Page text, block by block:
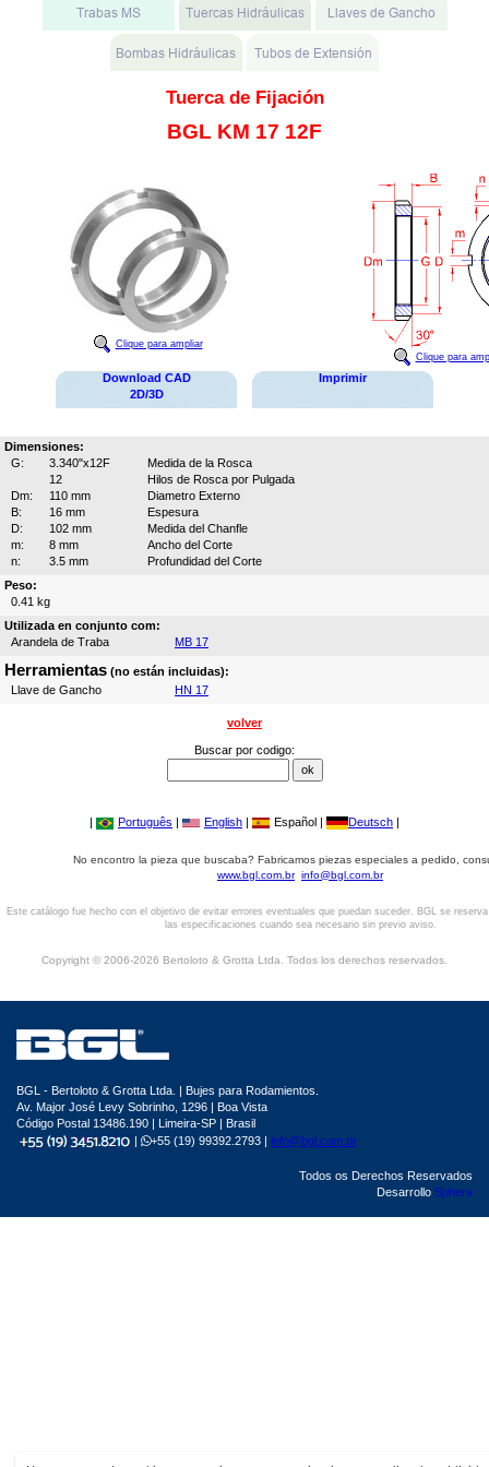
Tuerca de Fijación
BGL KM 17 12F
Clique para ampliar
Clique para
Download CAD
2D/3D
Imprimir
Dimensiones:
G:
3.340"x12F
Medida de la Rosca
12
Hilos de Rosca por Pulgada
Dm:
110 mm
Diametro Externo
B:
16 mm
Espesura
D:
102 mm
Medida del Chanfle
m:
8 mm
Ancho del Corte
n:
3.5 mm
Profundidad del Corte
Peso:
0.41 kg
Utilizada en conjunto com:
Arandela de Traba
MB 17
Herramientas (no están incluidas):
Llave de Gancho
HN 17
volver
Buscar por codigo:
| Português | English | Español | Deutsch |
No encontro la pieza que buscaba? Fabricamos piezas especiales a pedido,
www.bgl.com.br info@bgl.com.br
Este catálogo fue hecho con el objetivo de evitar errores eventuales que puedan suceder. BGL se
las especificaciones cuando sea necesario sin previo aviso.
Copyright © 2006-2026 Bertoloto & Grotta Ltda. Todos los derechos reservados.
BGL - Bertoloto & Grotta Ltda. | Bujes para Rodamientos.
Av. Major José Levy Sobrinho, 1296 | Boa Vista
Código Postal 13486.190 | Limeira-SP | Brasil
|
+55 (19) 99392.2793 | info@bgl.com.br
Todos os Derechos Reservados
Desarrollo Sphera